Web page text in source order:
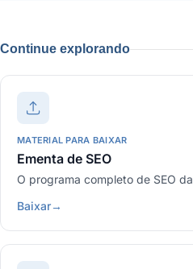
Continue explorando
MATERIAL PARA BAIXAR
Ementa de SEO
O programa completo de SEO
Baixar→